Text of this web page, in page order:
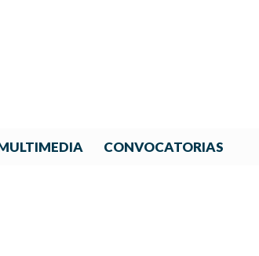
CONVOCATORIAS